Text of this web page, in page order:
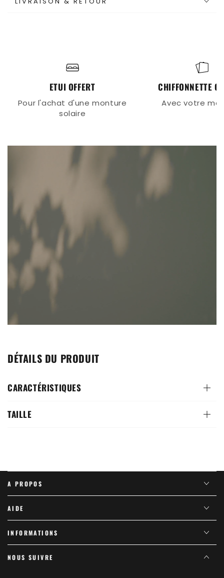
ETUI OFFERT
Pour l'achat d'une monture
solaire
CHIFFONNETTE
Avec votre
DÉTAILS DU PRODUIT
CARACTÉRISTIQUES
TAILLE
A PROPOS
AIDE
INFORMATIONS
NOUS SUIVRE